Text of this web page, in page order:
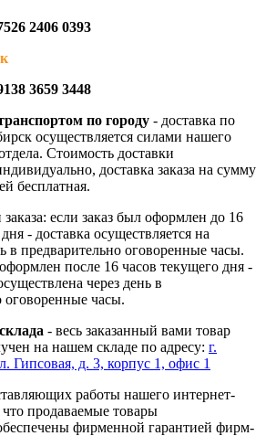
2406 0393
3659 3448
по городу - доставка по
осуществляется силами нашего
Стоимость доставки
доставка заказа на сумму
бесплатная.
если заказ был оформлен до 16
- доставка осуществляется на
в предварительно оговоренные часы.
после 16 часов текущего дня -
через день в
оговоренные часы.
- весь заказанный вами товар
на нашем складе по адресу: г.
Гипсовая, д. 3, корпус 1, офис 1
работы нашего интернет-
что продаваемые товары
фирменной гарантией фирм-